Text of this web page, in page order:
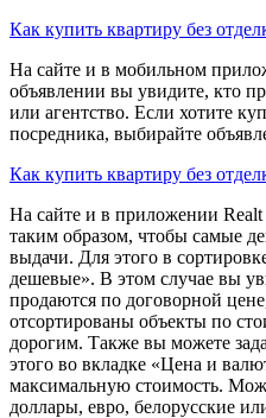
Как купить квартиру без
На сайте и в мобильном
объявлении вы увидите, кто
или агентство. Если хотите
посредника, выбирайте
Как купить квартиру без
На сайте и в приложении
таким образом, чтобы самые
выдачи. Для этого в
дешевые». В этом случае вы
продаются по договорной
отсортированы объекты по
дорогим. Также вы можете
этого во вкладке «Цена и
максимальную стоимость.
доллары, евро, белорусские